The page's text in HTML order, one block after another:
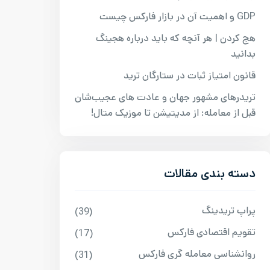
GDP و اهمیت آن در بازار فارکس چیست
هج کردن | هر آنچه که باید درباره هجینگ
بدانید
قانون امتیاز ثبات در ستارگان ترید
تریدرهای مشهور جهان و عادت‌ های عجیب‌شان
قبل از معامله: از مدیتیشن تا موزیک متال!
دسته بندی مقالات
پراپ تریدینگ
(39)
تقویم اقتصادی فارکس
(17)
روانشناسی معامله گری فارکس
(31)